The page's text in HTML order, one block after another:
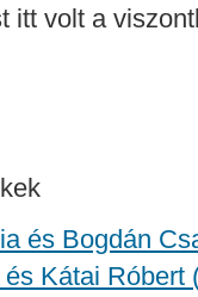
itt volt a
és Bogdán
Kátai Róbert